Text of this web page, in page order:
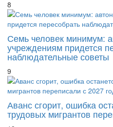
Семь человек минимум:
учреждениям придется
наблюдательные советы
9
Аванс сгорит, ошибка
трудовых мигрантов
10